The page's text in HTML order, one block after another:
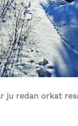
ju redan orkat